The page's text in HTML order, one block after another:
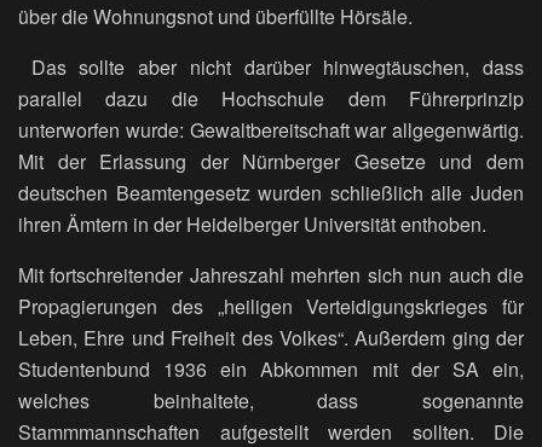
über die Wohnungsnot und überfüllte Hörsäle.
Das sollte aber nicht darüber hinwegtäuschen, dass
parallel dazu die Hochschule dem Führerprinzip
unterworfen wurde: Gewaltbereitschaft war allgegenwärtig.
Mit der Erlassung der Nürnberger Gesetze und dem
deutschen Beamtengesetz wurden schließlich alle Juden
ihren Ämtern in der Heidelberger Universität enthoben.
Mit fortschreitender Jahreszahl mehrten sich nun auch die
Propagierungen des „heiligen Verteidigungskrieges für
Leben, Ehre und Freiheit des Volkes“. Außerdem ging der
Studentenbund 1936 ein Abkommen mit der SA ein,
welches beinhaltete, dass sogenannte
Stammmannschaften aufgestellt werden sollten. Die